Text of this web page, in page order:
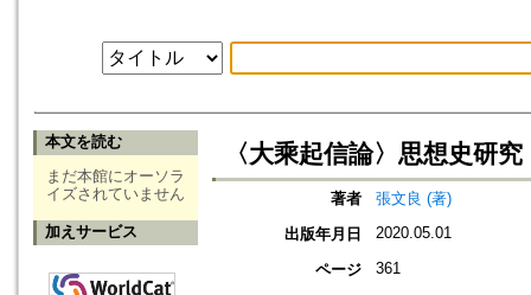
本文を読む
まだ本館にオーソラ
イズされていません
加えサービス
〈大乘起信論〉思想史研究
著者
張文良 (著)
出版年月日
2020.05.01
ページ 361